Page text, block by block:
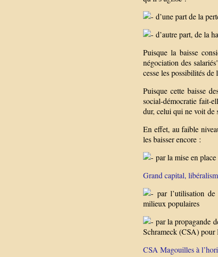
d’une part de la
d’autre part, de la
Puisque la baisse
négociation des
cesse les possibilités de
Puisque cette baisse
social-démocratie fait-
dur, celui qui ne voit de
En effet, au faible
les baisser encore :
par la mise en
Grand capital,
par l’utilisation
milieux populaires
par la propagande
Schrameck (CSA) pour
CSA Magouilles à